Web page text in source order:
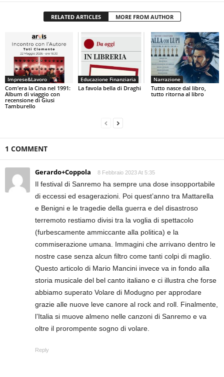
RELATED ARTICLES MORE FROM AUTHOR
Imprese&Lavoro
Com’era la Cina nel 1991:
Album di viaggio con
recensione di Giusi
Tamburello
Educazione Finanziaria
La favola bella di Draghi
Narrazione
Tutto nasce dal libro,
tutto ritorna al libro
1 COMMENT
Gerardo+Coppola 8 Febbraio 2023 At 5:35
Il festival di Sanremo ha sempre una dose insopportabile
di eccessi ed esagerazioni. Poi quest’anno tra Mattarella
e Benigni e le tragedie della guerra e del disastroso
terremoto restiamo divisi tra la voglia di spettacolo
(furbescamente ammiccante alla politica) e la
commiserazione umana. Immagini che arrivano dentro le
nostre case senza alcun filtro come tanti colpi di maglio.
Questo articolo di Mario Mancini invece va in fondo alla
storia musicale del bel canto italiano e ci illustra che forse
abbiamo superato Volare di Modugno per approdare
grazie alle nuove leve canore al rock and roll. Finalmente,
l’Italia si muove almeno nelle canzoni di Sanremo e va
oltre il prorompente sogno di volare.
Reply